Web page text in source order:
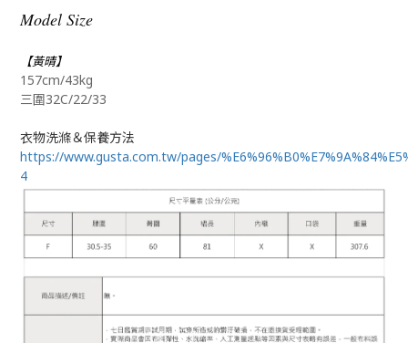
Model Size
【黃晴】
157cm/43kg
三圍32C/22/33
衣物洗滌＆保養方法
https://www.gusta.com.tw/pages/
4